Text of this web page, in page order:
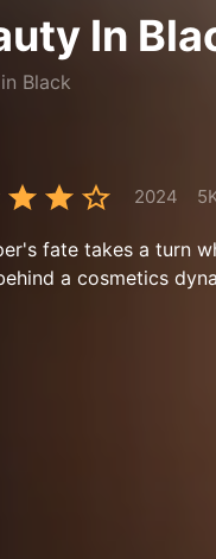
In
Black
2024
fate takes a turn
a cosmetics